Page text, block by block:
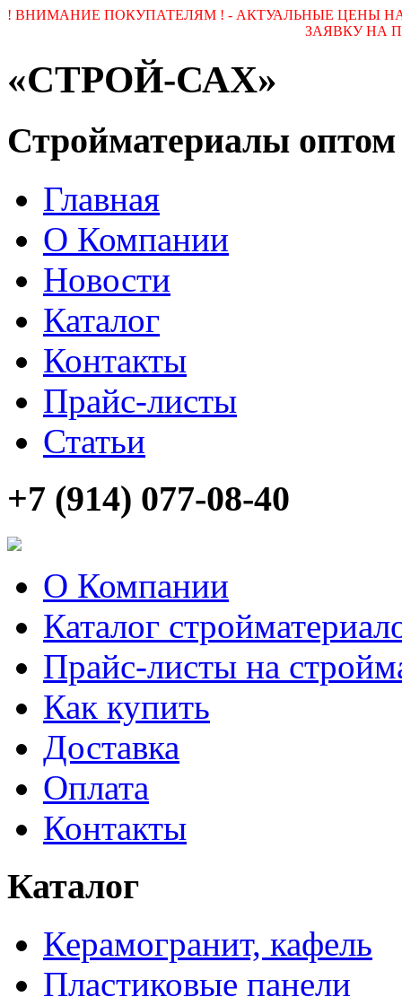
! ВНИМАНИЕ ПОКУПАТЕЛЯМ ! - АКТУАЛЬНЫЕ ЦЕНЫ
ЗАЯВКУ НА
«СТРОЙ-САХ»
Стройматериалы
Главная
О Компании
Новости
Каталог
Контакты
Прайс-листы
Статьи
+7 (914) 077-08-40
О Компании
Каталог
Прайс-листы на
Как купить
Доставка
Оплата
Контакты
Каталог
Керамогранит, кафель
Пластиковые панели